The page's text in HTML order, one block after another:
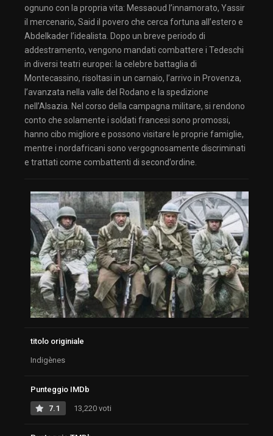
ognuno con la propria vita: Messaoud l’innamorato, Yassir
il mercenario, Said il povero che cerca fortuna all’estero e
Abdelkader l’idealista. Dopo un breve periodo di
addestramento, vengono mandati combattere i Tedeschi
in diversi teatri europei: la celebre battaglia di
Montecassino, risoltasi in un carnaio, l’arrivo in Provenza,
l’avanzata nella valle del Rodano e la spedizione
nell’Alsazia. Nel corso della campagna militare, si rendono
conto che solamente i soldati francesi sono promossi,
hanno cibo migliore e possono visitare le proprie famiglie,
mentre i nordafricani sono vergognosamente discriminati
e trattati come combattenti di second’ordine.
titolo originiale
Indigènes
Punteggio IMDb
7.1 13,220 voti